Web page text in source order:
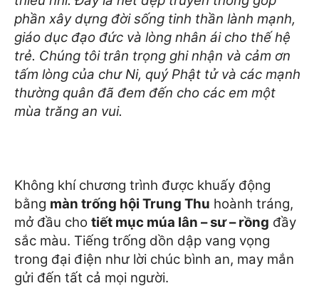
phần xây dựng đời sống tinh thần lành mạnh,
giáo dục đạo đức và lòng nhân ái cho thế hệ
trẻ. Chúng tôi trân trọng ghi nhận và cảm ơn
tấm lòng của chư Ni, quý Phật tử và các mạnh
thường quân đã đem đến cho các em một
mùa trăng an vui.
Không khí chương trình được khuấy động
bằng màn trống hội Trung Thu hoành tráng,
mở đầu cho tiết mục múa lân – sư – rồng đầy
sắc màu. Tiếng trống dồn dập vang vọng
trong đại điện như lời chúc bình an, may mắn
gửi đến tất cả mọi người.